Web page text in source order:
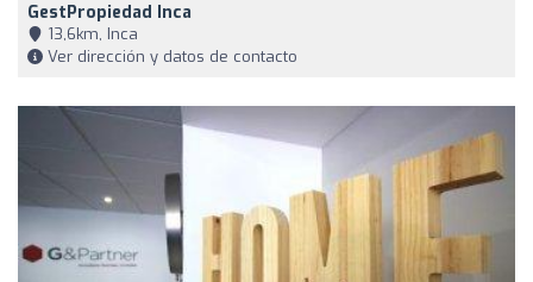
GestPropiedad Inca
13,6km, Inca
Ver dirección y datos de contacto